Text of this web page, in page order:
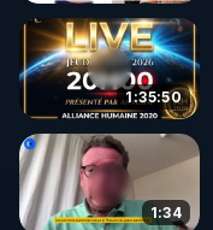
1:35:50
1:34